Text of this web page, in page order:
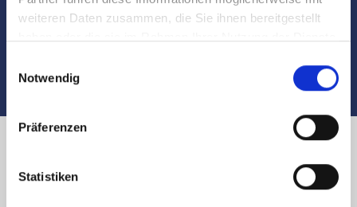
weiteren Daten zusammen, die Sie ihnen bereitgestellt
Notwendig
Präferenzen
Statistiken
Immobilienverkauf in Nürnberg